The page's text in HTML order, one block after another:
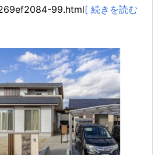
99.html[ 続きを読む